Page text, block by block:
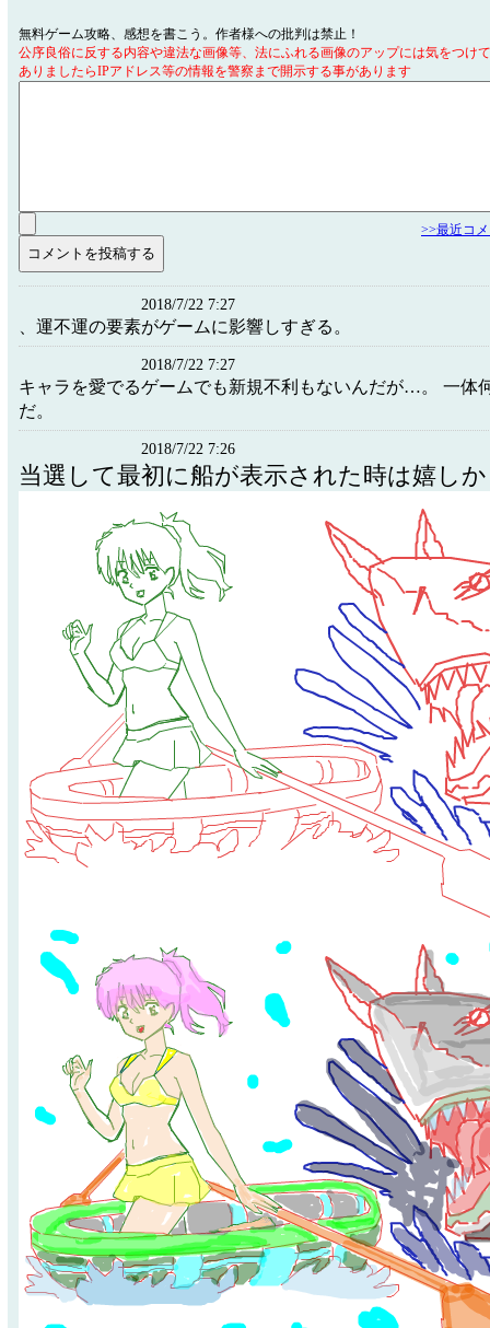
無料ゲーム攻略、感想を書こう。作者様への批判は禁止！
公序良俗に反する内容や違法な画像等、法にふれる画像のアップには気をつけ
ありましたらIPアドレス等の情報を警察まで開示する事があります
>>最近コ
2018/7/22 7:27
、運不運の要素がゲームに影響しすぎる。
2018/7/22 7:27
キャラを愛でるゲームでも新規不利もないんだが…。 一体
だ。
2018/7/22 7:26
当選して最初に船が表示された時は嬉し